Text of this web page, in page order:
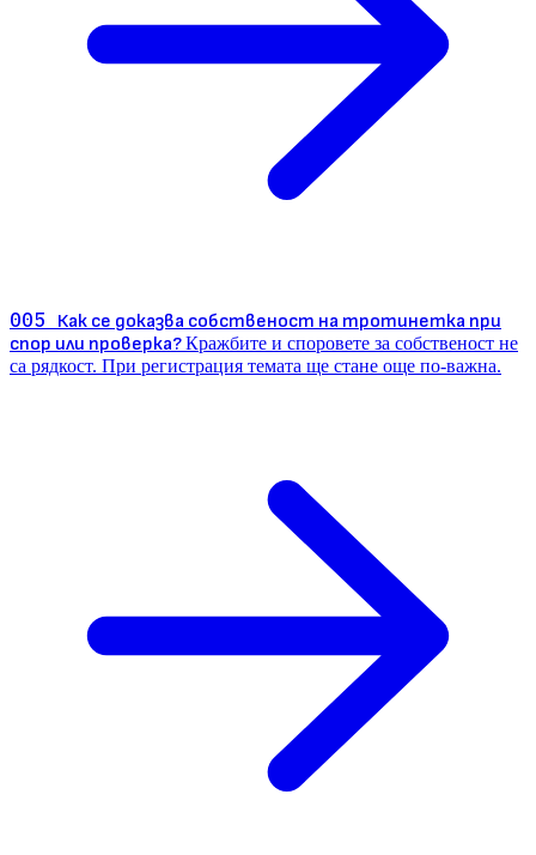
005 Как се доказва собственост на тротинетка при
спор или проверка?Кражбите и споровете за собственост не
са рядкост. При регистрация темата ще стане още по-важна.